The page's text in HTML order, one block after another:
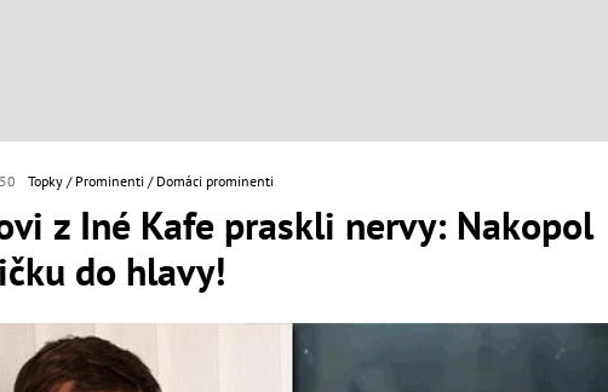
Topky Prominenti Domáci prominenti
z Iné Kafe praskli nervy: Nakopol
do hlavy!